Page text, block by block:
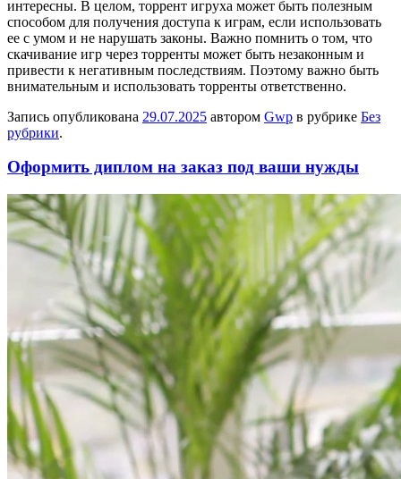
интересны. В целом, торрент игруха может быть полезным
способом для получения доступа к играм, если использовать
ее с умом и не нарушать законы. Важно помнить о том, что
скачивание игр через торренты может быть незаконным и
привести к негативным последствиям. Поэтому важно быть
внимательным и использовать торренты ответственно.
Запись опубликована 29.07.2025 автором Gwp в рубрике Без
рубрики.
Оформить диплом на заказ под ваши нужды